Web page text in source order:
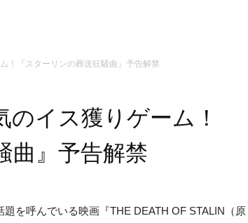
！『スターリンの葬送狂騒曲』予告解禁
イス獲りゲーム！
曲』予告解禁
題を呼んでいる映画『THE DEATH OF STALIN（原